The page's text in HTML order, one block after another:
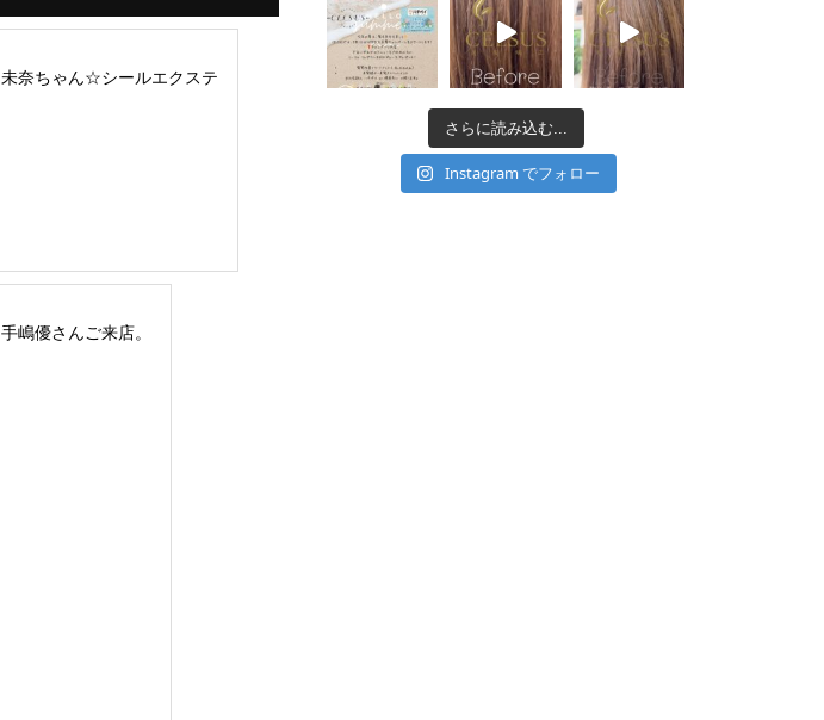
未奈ちゃん☆シールエクステ
手嶋優さんご来店。
さらに読み込む...
Instagram でフォロー